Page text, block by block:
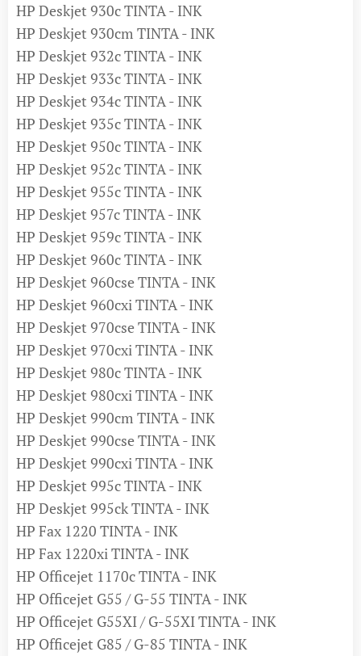
HP Deskjet 930c TINTA - INK
HP Deskjet 930cm TINTA - INK
HP Deskjet 932c TINTA - INK
HP Deskjet 933c TINTA - INK
HP Deskjet 934c TINTA - INK
HP Deskjet 935c TINTA - INK
HP Deskjet 950c TINTA - INK
HP Deskjet 952c TINTA - INK
HP Deskjet 955c TINTA - INK
HP Deskjet 957c TINTA - INK
HP Deskjet 959c TINTA - INK
HP Deskjet 960c TINTA - INK
HP Deskjet 960cse TINTA - INK
HP Deskjet 960cxi TINTA - INK
HP Deskjet 970cse TINTA - INK
HP Deskjet 970cxi TINTA - INK
HP Deskjet 980c TINTA - INK
HP Deskjet 980cxi TINTA - INK
HP Deskjet 990cm TINTA - INK
HP Deskjet 990cse TINTA - INK
HP Deskjet 990cxi TINTA - INK
HP Deskjet 995c TINTA - INK
HP Deskjet 995ck TINTA - INK
HP Fax 1220 TINTA - INK
HP Fax 1220xi TINTA - INK
HP Officejet 1170c TINTA - INK
HP Officejet G55 / G-55 TINTA - INK
HP Officejet G55XI / G-55XI TINTA - INK
HP Officejet G85 / G-85 TINTA - INK